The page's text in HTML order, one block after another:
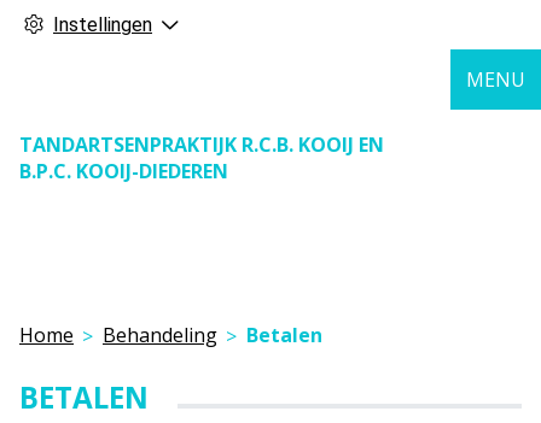
Instellingen
TANDARTSENPRAKTIJK R.C.B. KOOIJ EN
B.P.C. KOOIJ-DIEDEREN
MENU
Home Behandeling Betalen
BETALEN